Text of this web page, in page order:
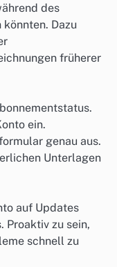
des
Dazu
früherer
ein.
genau aus.
Unterlagen
auf Updates
Proaktiv zu sein,
schnell zu